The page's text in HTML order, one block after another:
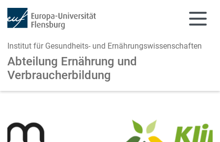
Institut für Gesundheits- und Ernährungswissenschaften
Abteilung Ernährung und
Verbraucherbildung